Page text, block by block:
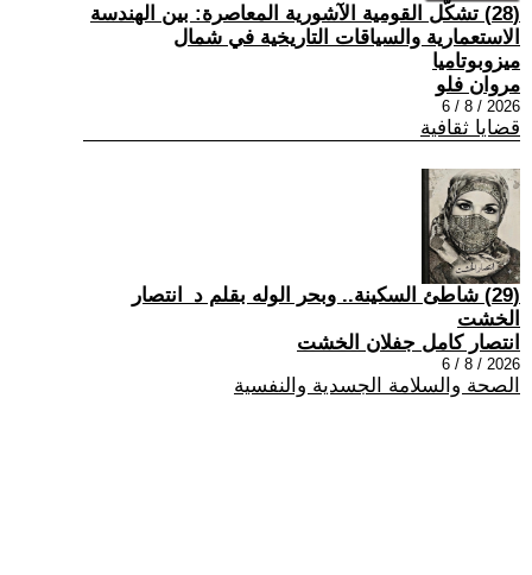
(28) تشكُّل القومية الآشورية المعاصرة: بين الهندسة
الاستعمارية والسياقات التاريخية في شمال
ميزوبوتاميا
مروان فلو
2026 / 8 / 6
قضايا ثقافية
(29) شاطئ السكينة.. وبحر الوله بقلم د_انتصار
الخشت
انتصار كامل جفلان الخشت
2026 / 8 / 6
الصحة والسلامة الجسدية والنفسية